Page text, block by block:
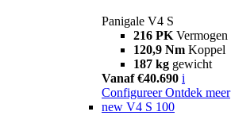
Panigale V4 S
216 PK Vermogen
120,9 Nm Koppel
187 kg gewicht
Vanaf €40.690 i
Configureer Ontdek meer
new V4 S 100